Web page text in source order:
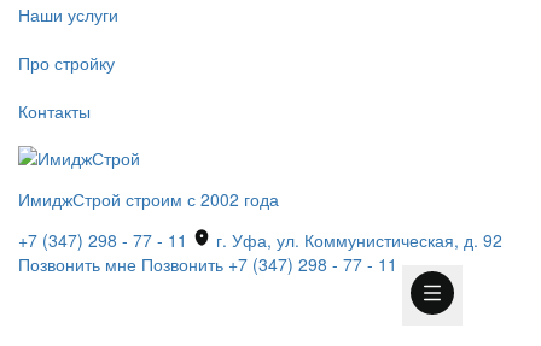
Наши услуги
Про стройку
Контакты
ИмиджСтрой строим с 2002 года
+7 (347) 298 - 77 - 11
г. Уфа, ул. Коммунистическая, д. 92
Позвонить мне Позвонить +7 (347) 298 - 77 - 11